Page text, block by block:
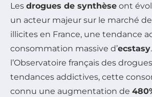
Les drogues de synthèse ont
un acteur majeur sur le marché
illicites en France, une tendance
consommation massive d’ecstasy
l’Observatoire français des
tendances addictives, cette
connu une augmentation de